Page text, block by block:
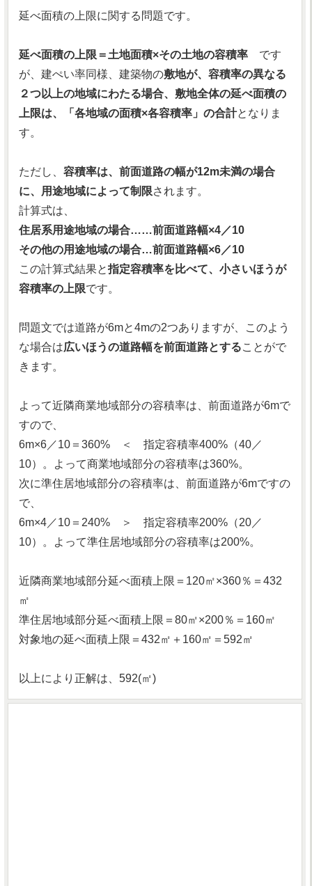
延べ面積の上限に関する問題です。
延べ面積の上限＝土地面積×その土地の容積率 です
が、建ぺい率同様、建築物の敷地が、容積率の異なる
２つ以上の地域にわたる場合、敷地全体の延べ面積の
上限は、「各地域の面積×各容積率」の合計となりま
す。
ただし、 容積率は、前面道路の幅が12m未満の場合
に、用途地域によって制限されます。
計算式は、
住居系用途地域の場合……前面道路幅×4／10
その他の用途地域の場合…前面道路幅×6／10
この計算式結果と指定容積率を比べて、小さいほうが
容積率の上限です。
問題文では道路が6mと4mの2つありますが、このよう
な場合は広いほうの道路幅を前面道路とすることがで
きます。
よって近隣商業地域部分の容積率は、前面道路が6mで
すので、
6m×6／10＝360% ＜ 指定容積率400%（40／
10）。よって商業地域部分の容積率は360%。
次に準住居地域部分の容積率は、前面道路が6mですの
で、
6m×4／10＝240% ＞ 指定容積率200%（20／
10）。よって準住居地域部分の容積率は200%。
近隣商業地域部分延べ面積上限＝120㎡×360％＝432
㎡
準住居地域部分延べ面積上限＝80㎡×200％＝160㎡
対象地の延べ面積上限＝432㎡＋160㎡＝592㎡
以上により正解は、592(㎡)